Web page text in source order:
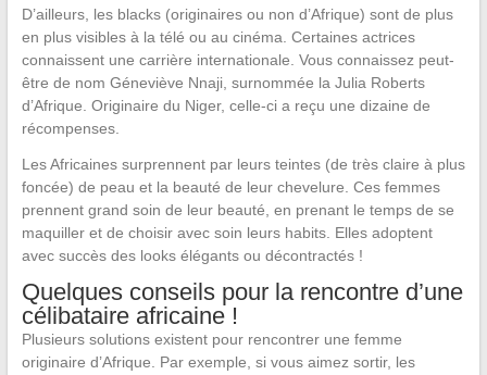
D’ailleurs, les blacks (originaires ou non d’Afrique) sont de plus
en plus visibles à la télé ou au cinéma. Certaines actrices
connaissent une carrière internationale. Vous connaissez peut-
être de nom Géneviève Nnaji, surnommée la Julia Roberts
d’Afrique. Originaire du Niger, celle-ci a reçu une dizaine de
récompenses.
Les Africaines surprennent par leurs teintes (de très claire à plus
foncée) de peau et la beauté de leur chevelure. Ces femmes
prennent grand soin de leur beauté, en prenant le temps de se
maquiller et de choisir avec soin leurs habits. Elles adoptent
avec succès des looks élégants ou décontractés !
Quelques conseils pour la rencontre d’une
célibataire africaine !
Plusieurs solutions existent pour rencontrer une femme
originaire d’Afrique. Par exemple, si vous aimez sortir, les